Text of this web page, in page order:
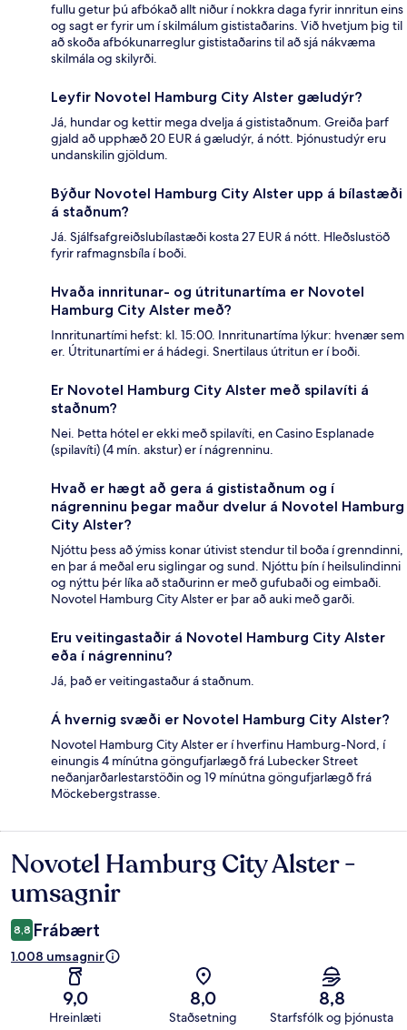
fullu getur þú afbókað allt niður í nokkra daga fyrir innritun eins
og sagt er fyrir um í skilmálum gististaðarins. Við hvetjum þig til
að skoða afbókunarreglur gististaðarins til að sjá nákvæma
skilmála og skilyrði.
Leyfir Novotel Hamburg City Alster gæludýr?
Já, hundar og kettir mega dvelja á gististaðnum. Greiða þarf
gjald að upphæð 20 EUR á gæludýr, á nótt. Þjónustudýr eru
undanskilin gjöldum.
Býður Novotel Hamburg City Alster upp á bílastæði
á staðnum?
Já. Sjálfsafgreiðslubílastæði kosta 27 EUR á nótt. Hleðslustöð
fyrir rafmagnsbíla í boði.
Hvaða innritunar- og útritunartíma er Novotel
Hamburg City Alster með?
Innritunartími hefst: kl. 15:00. Innritunartíma lýkur: hvenær sem
er. Útritunartími er á hádegi. Snertilaus útritun er í boði.
Er Novotel Hamburg City Alster með spilavíti á
staðnum?
Nei. Þetta hótel er ekki með spilavíti, en Casino Esplanade
(spilavíti) (4 mín. akstur) er í nágrenninu.
Hvað er hægt að gera á gististaðnum og í
nágrenninu þegar maður dvelur á Novotel Hamburg
City Alster?
Njóttu þess að ýmiss konar útivist stendur til boða í grenndinni,
en þar á meðal eru siglingar og sund. Njóttu þín í heilsulindinni
og nýttu þér líka að staðurinn er með gufubaði og eimbaði.
Novotel Hamburg City Alster er þar að auki með garði.
Eru veitingastaðir á Novotel Hamburg City Alster
eða í nágrenninu?
Já, það er veitingastaður á staðnum.
Á hvernig svæði er Novotel Hamburg City Alster?
Novotel Hamburg City Alster er í hverfinu Hamburg-Nord, í
einungis 4 mínútna göngufjarlægð frá Lubecker Street
neðanjarðarlestarstöðin og 19 mínútna göngufjarlægð frá
Möckebergstrasse.
Umsagnir
Novotel Hamburg City Alster -
umsagnir
8,8 Frábært
1.008 umsagnir
9,0
Hreinlæti
8,0
Staðsetning
8,8
Starfsfólk og þjónusta